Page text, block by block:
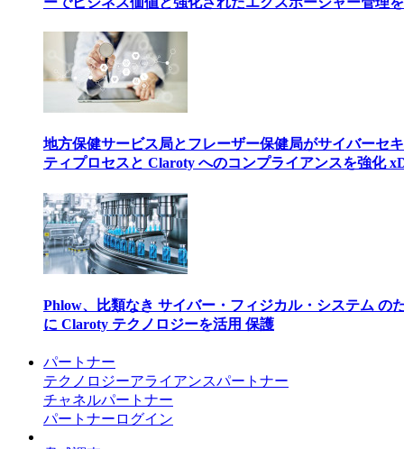
地方保健サービス局とフレーザー保健局がサイバーセ
ティプロセスと Claroty へのコンプライアンスを強化
Phlow、比類なき サイバー・フィジカル・システム の
に Claroty テクノロジーを活用 保護
パートナー
テクノロジーアライアンスパートナー
チャネルパートナー
パートナーログイン